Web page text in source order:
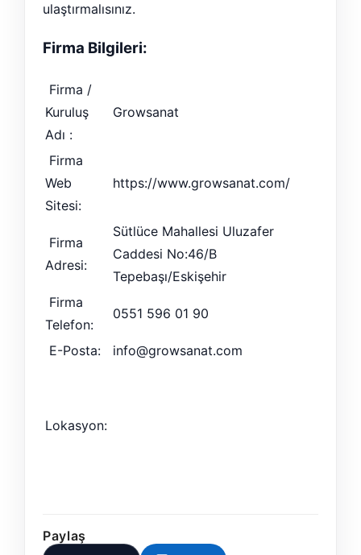
ulaştırmalısınız.
Firma Bilgileri:
Firma /
Kuruluş
Adı :
Growsanat
Firma
Web
Sitesi:
https://www.growsanat.com/
Firma
Adresi:
Sütlüce Mahallesi Uluzafer
Caddesi No:46/B
Tepebaşı/Eskişehir
Firma
Telefon:
0551 596 01 90
E-Posta: info@growsanat.com
Lokasyon:
Paylaş